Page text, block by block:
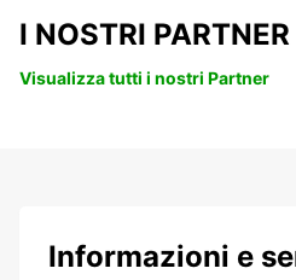
I NOSTRI PARTNER
Visualizza tutti i nostri Partner
Informazioni e